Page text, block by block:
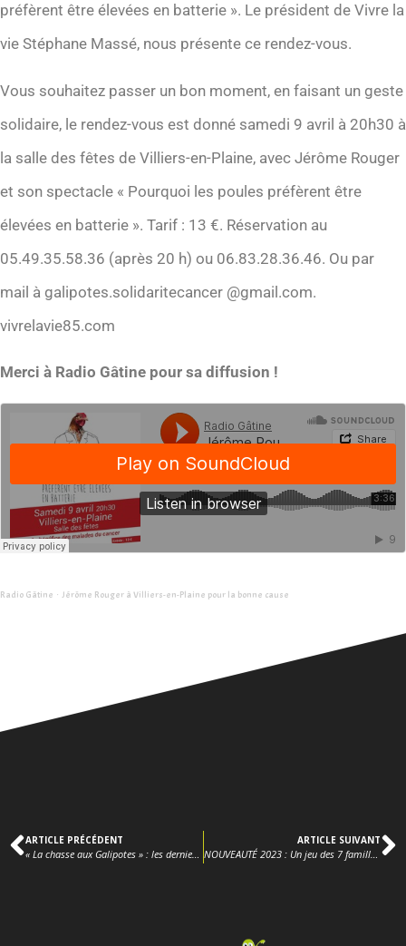
préfèrent être élevées en batterie ». Le président de Vivre la
vie Stéphane Massé, nous présente ce rendez-vous.
Vous souhaitez passer un bon moment, en faisant un geste
solidaire, le rendez-vous est donné samedi 9 avril à 20h30 à
la salle des fêtes de Villiers-en-Plaine, avec Jérôme Rouger
et son spectacle « Pourquoi les poules préfèrent être
élevées en batterie ». Tarif : 13 €. Réservation au
05.49.35.58.36 (après 20 h) ou 06.83.28.36.46. Ou par
mail à galipotes.solidaritecancer @gmail.com.
vivrelavie85.com
Merci à Radio Gâtine pour sa diffusion !
Radio Gâtine · Jérôme Rouger à Villiers-en-Plaine pour la bonne cause
ARTICLE PRÉCÉDENT ARTICLE SUIVANT
NOUVEAUTÉ 2023 : Un jeu des 7 familles d’Ardin à découvrir le 27 mai